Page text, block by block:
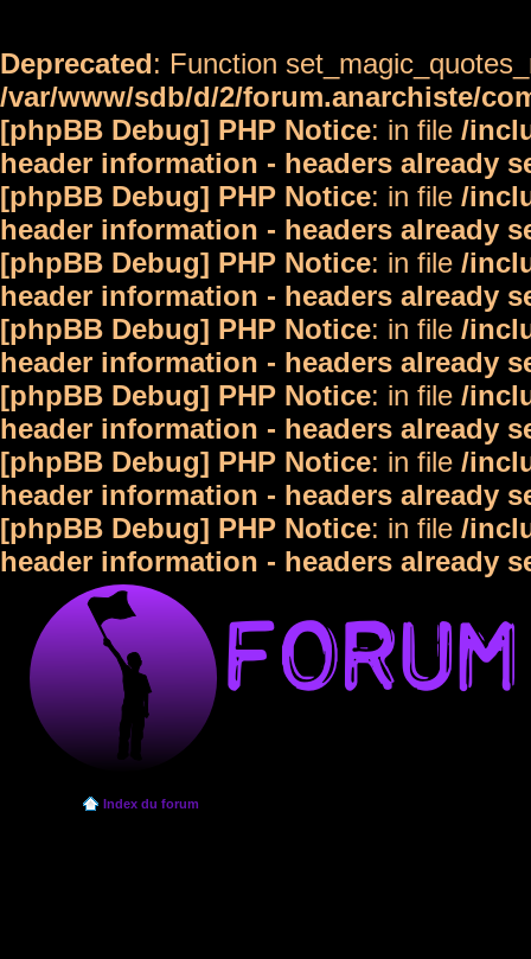
Deprecated: Function
/var/www/sdb/d/2/forum.anarchiste/
[phpBB Debug] PHP Notice: in file /
header information - headers already
[phpBB Debug] PHP Notice: in file /
header information - headers already
[phpBB Debug] PHP Notice: in file /
header information - headers already
[phpBB Debug] PHP Notice: in file /
header information - headers already
[phpBB Debug] PHP Notice: in file /
header information - headers already
[phpBB Debug] PHP Notice: in file /
header information - headers already
[phpBB Debug] PHP Notice: in file /
header information - headers already
Index du forum